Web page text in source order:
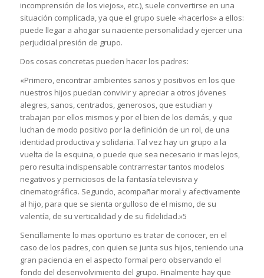
incomprensión de los viejos», etc.), suele convertirse en una
situación complicada, ya que el grupo suele «hacerlos» a ellos:
puede llegar a ahogar su naciente personalidad y ejercer una
perjudicial presión de grupo.
Dos cosas concretas pueden hacer los padres:
«Primero, encontrar ambientes sanos y positivos en los que
nuestros hijos puedan convivir y apreciar a otros jóvenes
alegres, sanos, centrados, generosos, que estudian y
trabajan por ellos mismos y por el bien de los demás, y que
luchan de modo positivo por la definición de un rol, de una
identidad productiva y solidaria. Tal vez hay un grupo a la
vuelta de la esquina, o puede que sea necesario ir mas lejos,
pero resulta indispensable contrarrestar tantos modelos
negativos y perniciosos de la fantasía televisiva y
cinematográfica. Segundo, acompañar moral y afectivamente
al hijo, para que se sienta orgulloso de el mismo, de su
valentía, de su verticalidad y de su fidelidad.»5
Sencillamente lo mas oportuno es tratar de conocer, en el
caso de los padres, con quien se junta sus hijos, teniendo una
gran paciencia en el aspecto formal pero observando el
fondo del desenvolvimiento del grupo. Finalmente hay que